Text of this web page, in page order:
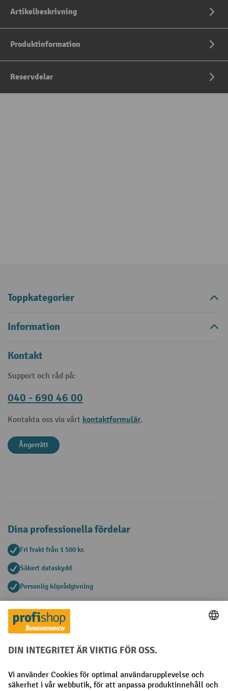
Artikelbeskrivning
Produktinformation
Reservdelar
Toppkategorier
Information
Kontakt
Support och råd på:
040 - 690 46 00
Kontakta oss via vårt kontaktformulär.
Ångerrätt
Dina professionella fördelar
Fri frakt från 1 500 kr.
Säkert dataskydd
Personlig köprådgivning
Betalningsmetoder
Faktura Förskottsbetalning
Sociala nätverk